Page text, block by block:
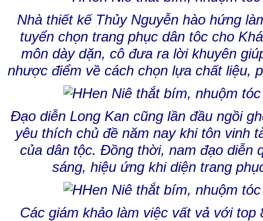
Nhà thiết kế Thủy Nguyễn hào hứng
tuyển chọn trang phục dân tôc cho
môn dày dặn, cô đưa ra lời khuyên
nhược điểm về cách chọn lựa chất liệu,
Đạo diễn Long Kan cũng lần đầu ngồi
yêu thích chủ đề năm nay khi tôn vinh
của dân tộc. Đồng thời, nam đạo diễn
sáng, hiệu ứng khi diện trang
Các giám khảo làm việc vất vả với top